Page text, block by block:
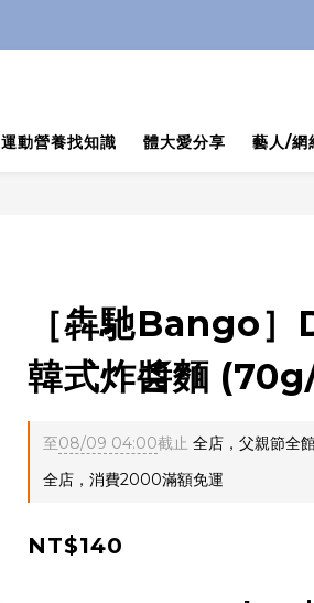
運動營養找知識 體大愛分享 藝人/網
［犇馳Bango］
韓式炸醬麵
至08/09 04:00截止 全店，父親節全
全店，消費2000滿額免運
NT$140